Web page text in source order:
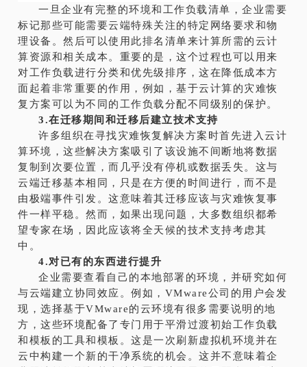
一旦企业有完整的环境和工作负载清单，企业需要
标记那些可能需要云端特殊关注的特定网络要求和物
理设备。然后可以使用此排名清单来计算所需的云计
算资源和相关成本。重要的是，这个过程也可以用来
对工作负载进行分类和优先级排序，这在降低成本方
面起着非常重要的作用，例如，基于云计算的灾难恢
复方案可以为不同的工作负载分配不同级别的保护。
3.在迁移期间和迁移后建立技术支持
许多组织在寻找灾难恢复解决方案时首先进入云计
算环境，这些解决方案吸引了该设施不间断地将数据
复制到次要位置，而几乎没有停机或数据丢失。这与
云端迁移基本相同，只是在方便的时间进行，而不是
由极端事件引发。这意味着其迁移应该与灾难恢复事
件一样平稳。然而，如果出现问题，大多数组织都希
望专家在场，因此应该将全天候的技术支持考虑其
中。
4.对已有的东西进行提升
企业需要查看自己的本地部署的环境，并研究如何
与云端建立协同效应。例如，VMware公司的用户会发
现，选择基于VMware的云环境有很多需要说明的地
方，这些环境配备了专门用于平滑过渡初始工作负载
和模板的工具和模板。这是一次刷新虚拟机环境并在
云中构建一个新的干净系统的机会。这并不意味着企